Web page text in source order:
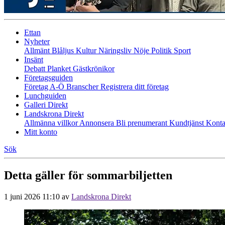
Ettan
Nyheter
Allmänt Blåljus KulturNäringsliv Nöje Politik Sport
Insänt
Debatt Planket Gästkrönikor
Företagsguiden
Företag A-Ö BranscherRegistrera ditt företag
Lunchguiden
Galleri Direkt
Landskrona Direkt
Allmänna villkorAnnonsera Bli prenumerant Kundtjänst
Mitt konto
Sök
Detta gäller för sommarbiljetten
1 juni 2026 11:10 av Landskrona Direkt